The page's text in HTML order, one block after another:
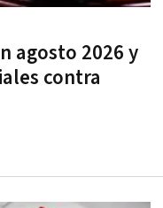
agosto 2026 y
contra